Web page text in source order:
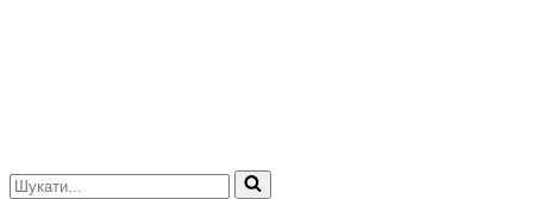
Шукати...